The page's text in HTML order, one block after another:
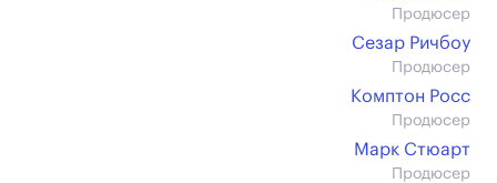
Продюсер
Сезар Ричбоу
Продюсер
Комптон Росс
Продюсер
Марк Стюарт
Продюсер